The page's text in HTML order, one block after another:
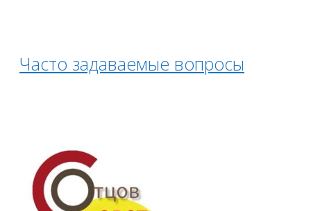
Часто задаваемые вопросы